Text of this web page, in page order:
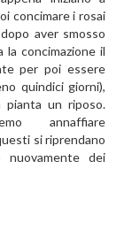
concimare i rosai
aver smosso
la concimazione il
per poi essere
quindici giorni),
pianta un riposo.
annaffiare
si riprendano
dei